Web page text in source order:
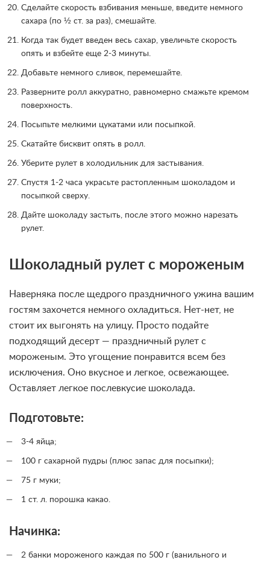
Сделайте скорость взбивания меньше, введите немного
сахара (по ½ ст. за раз), смешайте.
Когда так будет введен весь сахар, увеличьте скорость
опять и взбейте еще 2-3 минуты.
Добавьте немного сливок, перемешайте.
Разверните ролл аккуратно, равномерно смажьте кремом
поверхность.
Посыпьте мелкими цукатами или посыпкой.
Скатайте бисквит опять в ролл.
Уберите рулет в холодильник для застывания.
Спустя 1-2 часа украсьте растопленным шоколадом и
посыпкой сверху.
Дайте шоколаду застыть, после этого можно нарезать
рулет.
Шоколадный рулет с мороженым
Наверняка после щедрого праздничного ужина вашим
гостям захочется немного охладиться. Нет-нет, не
стоит их выгонять на улицу. Просто подайте
подходящий десерт — праздничный рулет с
мороженым. Это угощение понравится всем без
исключения. Оно вкусное и легкое, освежающее.
Оставляет легкое послевкусие шоколада.
Подготовьте:
3-4 яйца;
100 г сахарной пудры (плюс запас для посыпки);
75 г муки;
1 ст. л. порошка какао.
Начинка:
2 банки мороженого каждая по 500 г (ванильного и